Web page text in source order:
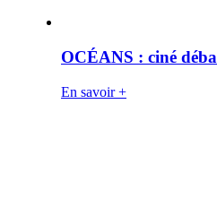
OCÉANS : ciné
En savoir +